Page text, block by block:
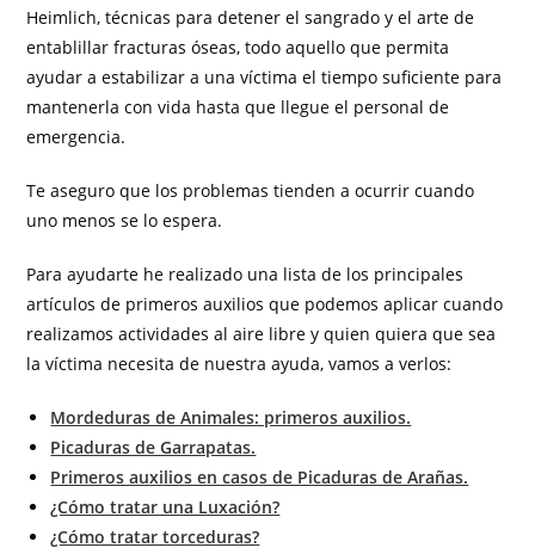
Heimlich, técnicas para detener el sangrado y el arte de
entablillar fracturas óseas, todo aquello que permita
ayudar a estabilizar a una víctima el tiempo suficiente para
mantenerla con vida hasta que llegue el personal de
emergencia.
Te aseguro que los problemas tienden a ocurrir cuando
uno menos se lo espera.
Para ayudarte he realizado una lista de los principales
artículos de primeros auxilios que podemos aplicar cuando
realizamos actividades al aire libre y quien quiera que sea
la víctima necesita de nuestra ayuda, vamos a verlos:
Mordeduras de Animales: primeros auxilios.
Picaduras de Garrapatas.
Primeros auxilios en casos de Picaduras de Arañas.
¿Cómo tratar una Luxación?
¿Cómo tratar torceduras?